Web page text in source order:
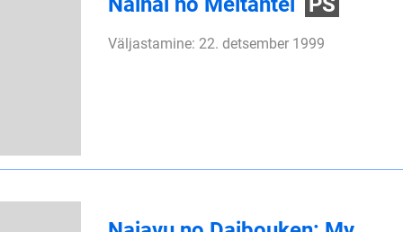
Väljastamine: 22. detsember 1999